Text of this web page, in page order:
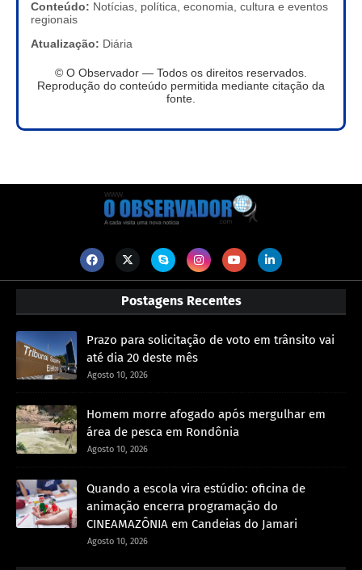
Conteúdo: Notícias, política, economia, cultura e eventos
regionais
Atualização: Diária
© O Observador — Todos os direitos reservados.
Reprodução do conteúdo permitida mediante citação da
fonte.
Postagens Recentes
Prazo para solicitação de voto em trânsito vai
até dia 20 deste mês
Agosto 10, 2026
Homem morre afogado após mergulhar em
área de pesca em Rondônia
Agosto 10, 2026
Quando a escola vira estúdio: oficina de
animação encerra programação do
CINEAMAZÔNIA em Candeias do Jamari
Agosto 10, 2026